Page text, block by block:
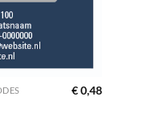
€0,48